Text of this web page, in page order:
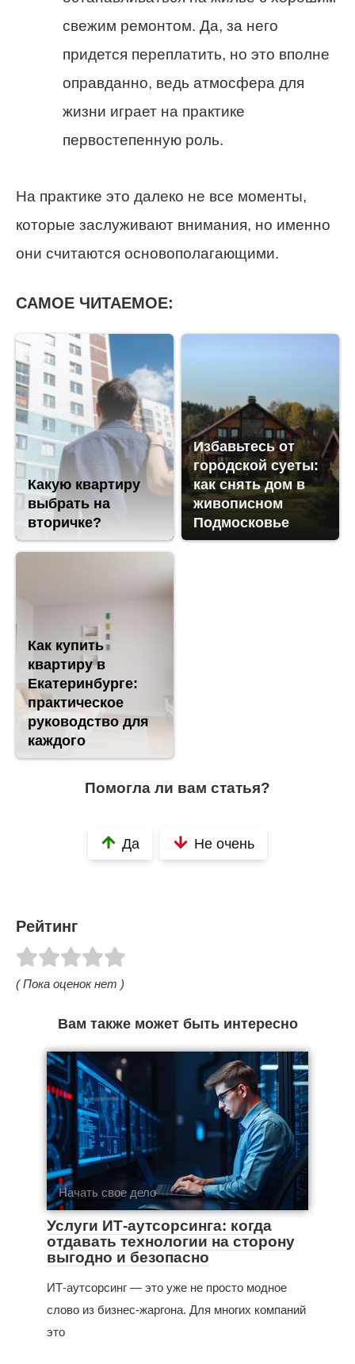
свежим ремонтом. Да, за него
придется переплатить, но это вполне
оправданно, ведь атмосфера для
жизни играет на практике
первостепенную роль.
На практике это далеко не все моменты,
которые заслуживают внимания, но именно
они считаются основополагающими.
САМОЕ ЧИТАЕМОЕ:
Какую квартиру
выбрать на
вторичке?
Избавьтесь от
городской суеты:
как снять дом в
живописном
Подмосковье
Как купить
квартиру в
Екатеринбурге:
практическое
руководство для
каждого
Помогла ли вам статья?
Да Не очень
Рейтинг
( Пока оценок нет )
Вам также может быть интересно
Начать свое дело
Услуги ИТ-аутсорсинга: когда
отдавать технологии на сторону
выгодно и безопасно
ИТ-аутсорсинг — это уже не просто модное
слово из бизнес‑жаргона. Для многих компаний
это